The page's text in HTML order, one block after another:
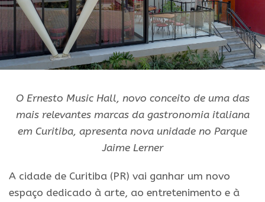
O Ernesto Music Hall, novo conceito de uma das
mais relevantes marcas da gastronomia italiana
em Curitiba, apresenta nova unidade no Parque
Jaime Lerner
A cidade de Curitiba (PR) vai ganhar um novo
espaço dedicado à arte, ao entretenimento e à